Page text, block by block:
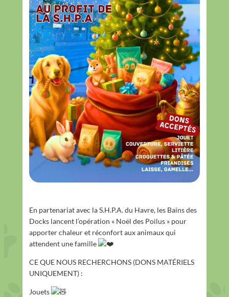
En partenariat avec la S.H.P.A. du Havre, les Bains des
Docks lancent l’opération « Noël des Poilus » pour
apporter chaleur et réconfort aux animaux qui
attendent une famille
CE QUE NOUS RECHERCHONS (DONS MATÉRIELS
UNIQUEMENT) :
Jouets